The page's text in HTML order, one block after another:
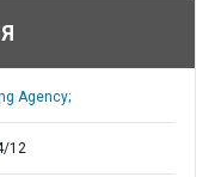
Agency;
12